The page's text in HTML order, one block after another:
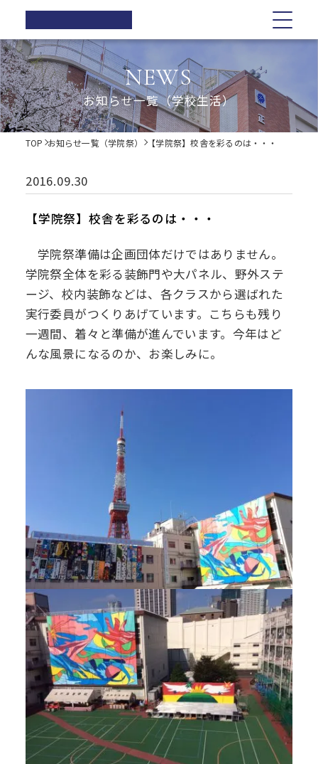
正則高等
学校
学校紹介
正則高等学校の3つの柱
校長ご挨拶
歴史・伝統
制服紹介
教育の特色
正則教育の全体図
学習指導
教科紹介
教育内容
生活指導
後援会
学校生活
年間行事
体育祭
学院祭
学習旅行
入試情報
オープンスクール・学校説明会
募集要項
Web出願について
入試Q&A
在校生の方へ
卒業生の方へ
各種証明書の発行
同窓会
学校紹介
正則高等学校の3つの柱
校長ご挨拶
教育の特色
正則教育の全体図
進路指導
進路実績
卒業生の声
生活指導
学校生活
学習旅行
体験学習
学院祭特設ページ
生徒会・部活動
Web出願について
入試Q&A
学費軽減・助成制度
お問い合わせ
卒業生の方へ
各種証明書の発行
同窓会
デジタルパンフレット
資料請求
アクセス
NEWS
お知らせ一覧（学校生活）
TOP お知らせ一覧（学院祭） 【学院祭】校舎を彩るのは・・・
2016.09.30
【学院祭】校舎を彩るのは・・・
学院祭準備は企画団体だけではありません。
学院祭全体を彩る装飾門や大パネル、野外ステ
ージ、校内装飾などは、各クラスから選ばれた
実行委員がつくりあげています。こちらも残り
一週間、着々と準備が進んでいます。今年はど
んな風景になるのか、お楽しみに。